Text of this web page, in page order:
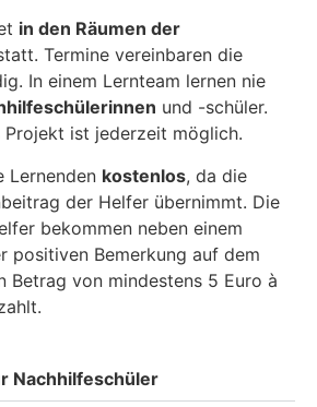
in den Räumen der
Termine vereinbaren die
In einem Lernteam lernen nie
und -schüler.
Projekt ist jederzeit möglich.
Lernenden kostenlos, da die
der Helfer übernimmt. Die
bekommen neben einem
positiven Bemerkung auf dem
Betrag von mindestens 5 Euro à
Nachhilfeschüler